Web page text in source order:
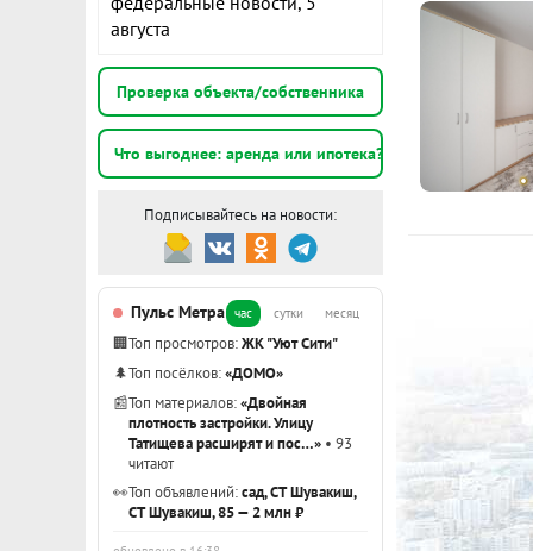
августа
Проверка объекта/собственника
Что выгоднее: аренда или ипотека?
Подписывайтесь на новости:
Пульс Метра час сутки месяц
🏢Топ просмотров:ЖК "Уют Сити"
🌲Топ посёлков:«ДОМО»
📰Топ материалов:«Двойная
плотность застройки. Улицу
Татищева расширят и пос…» • 93
читают
👀Топ объявлений:сад, СТ Шувакиш,
СТ Шувакиш, 85 — 2 млн ₽
новая
Остановка
До метро
площадки.
Общая
панелью и
спальная
машина).
стиральной
тумбой,
Условия